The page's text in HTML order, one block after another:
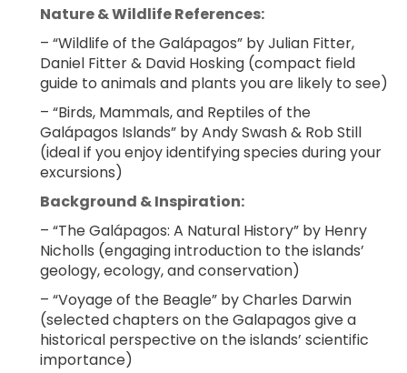
Nature & Wildlife References:
– “Wildlife of the Galápagos” by Julian Fitter,
Daniel Fitter & David Hosking (compact field
guide to animals and plants you are likely to see)
– “Birds, Mammals, and Reptiles of the
Galápagos Islands” by Andy Swash & Rob Still
(ideal if you enjoy identifying species during your
excursions)
Background & Inspiration:
– “The Galápagos: A Natural History” by Henry
Nicholls (engaging introduction to the islands’
geology, ecology, and conservation)
– “Voyage of the Beagle” by Charles Darwin
(selected chapters on the Galapagos give a
historical perspective on the islands’ scientific
importance)